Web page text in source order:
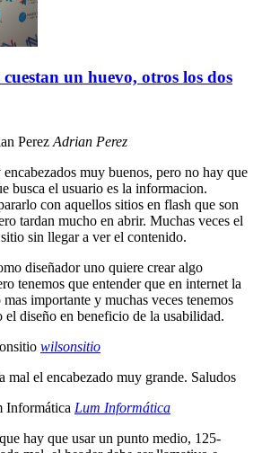
un huevo, otros los dos
Adrian Perez
muy buenos, pero no hay que
busca el usuario es la informacion.
con aquellos sitios en flash que son
tardan mucho en abrir. Muchas veces el
sin llegar a ver el contenido.
diseñador uno quiere crear algo
tenemos que entender que en internet la
importante y muchas veces tenemos
el diseño en beneficio de la usabilidad.
wilsonsitio
mal el encabezado muy grande. Saludos
Lum Informática
hay que usar un punto medio, 125-